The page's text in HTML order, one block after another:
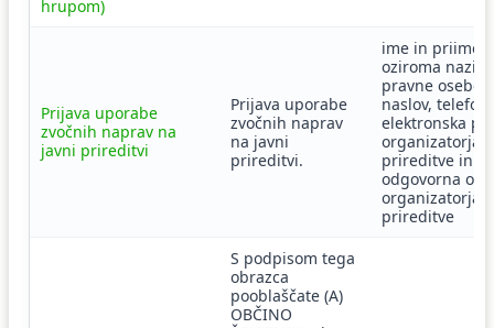
hrupom)
Prijava uporabe
zvočnih naprav na
javni prireditvi
Prijava uporabe
zvočnih naprav
na javni
prireditvi.
ime in priimek
oziroma naziv
pravne osebe,
naslov, telefon,
elektronska
organizatorja
prireditve in
odgovorna
organizatorja
prireditve
S podpisom tega
obrazca
pooblaščate (A)
OBČINO